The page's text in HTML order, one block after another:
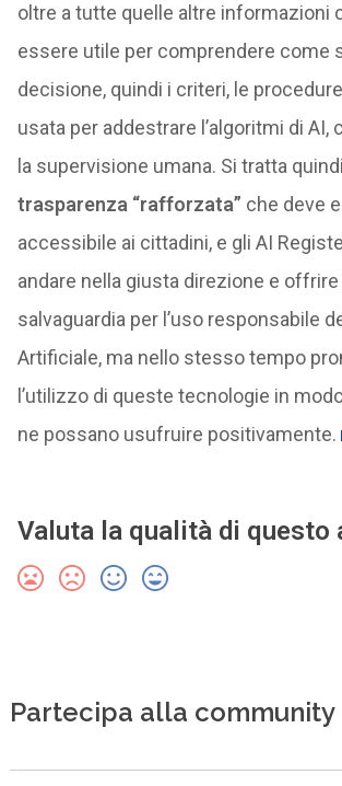
oltre a tutte quelle altre informazioni
essere utile per comprendere come
decisione, quindi i criteri, le
usata per addestrare l’algoritmi di AI,
la supervisione umana. Si tratta quindi
trasparenza “rafforzata” che deve
accessibile ai cittadini, e gli AI
andare nella giusta direzione e offrire
salvaguardia per l’uso responsabile
Artificiale, ma nello stesso tempo
l’utilizzo di queste tecnologie in
ne possano usufruire positivamente.
Valuta la qualità di questo
Partecipa alla community